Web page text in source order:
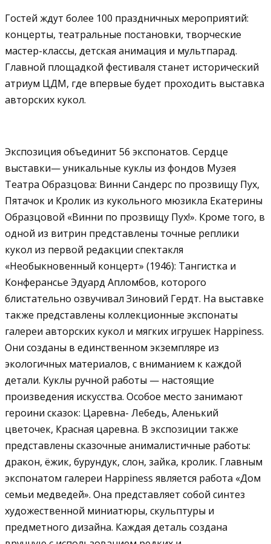
Гостей ждут более 100 праздничных мероприятий:
концерты, театральные постановки, творческие
мастер-классы, детская анимация и мультпарад.
Главной площадкой фестиваля станет исторический
атриум ЦДМ, где впервые будет проходить выставка
авторских кукол.
Экспозиция объединит 56 экспонатов. Сердце
выставки— уникальные куклы из фондов Музея
Театра Образцова: Винни Сандерс по прозвищу Пух,
Пятачок и Кролик из кукольного мюзикла Екатерины
Образцовой «Винни по прозвищу Пух!». Кроме того, в
одной из витрин представлены точные реплики
кукол из первой редакции спектакля
«Необыкновенный концерт» (1946): Тангистка и
Конферансье Эдуард Апломбов, которого
блистательно озвучивал Зиновий Гердт. На выставке
также представлены коллекционные экспонаты
галереи авторских кукол и мягких игрушек Happiness.
Они созданы в единственном экземпляре из
экологичных материалов, с вниманием к каждой
детали. Куклы ручной работы — настоящие
произведения искусства. Особое место занимают
героини сказок: Царевна- Лебедь, Аленький
цветочек, Красная царевна. В экспозиции также
представлены сказочные анималистичные работы:
дракон, ёжик, бурундук, слон, зайка, кролик. Главным
экспонатом галереи Happiness является работа «Дом
семьи медведей». Она представляет собой синтез
художественной миниатюры, скульптуры и
предметного дизайна. Каждая деталь создана